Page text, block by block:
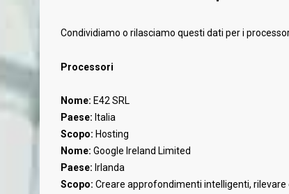
Condividiamo o rilasciamo questi dati per i
Processori
Nome: E42 SRL
Paese: Italia
Scopo: Hosting
Nome: Google Ireland Limited
Paese: Irlanda
Scopo: Creare approfondimenti intelligenti,